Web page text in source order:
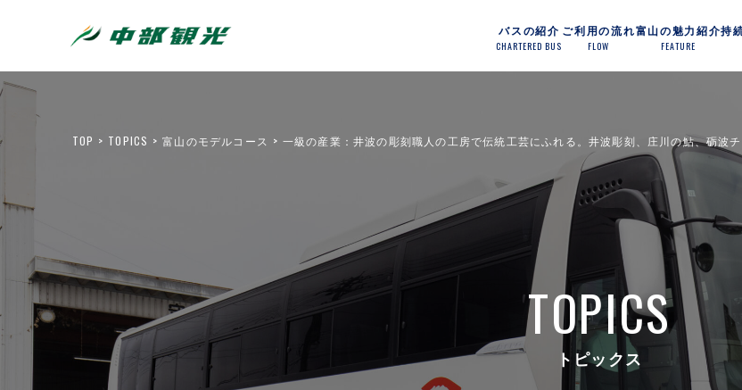
CHARTERED BUS
バスの紹介
FLOW
ご利用の流れ
FEATURE
富山の魅力紹介持
TOP TOPICS 富山のモデルコース 一級の産業：井波の彫刻職人の工房で伝統工芸にふれる。井波彫刻、庄川の鮎、砺波
TOPICS
トピックス